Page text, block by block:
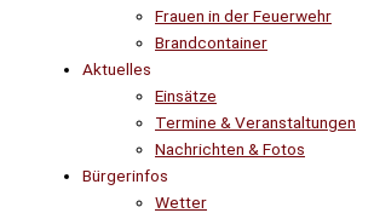
Frauen in der Feuerwehr
Brandcontainer
Aktuelles
Einsätze
Termine & Veranstaltungen
Nachrichten & Fotos
Bürgerinfos
Wetter